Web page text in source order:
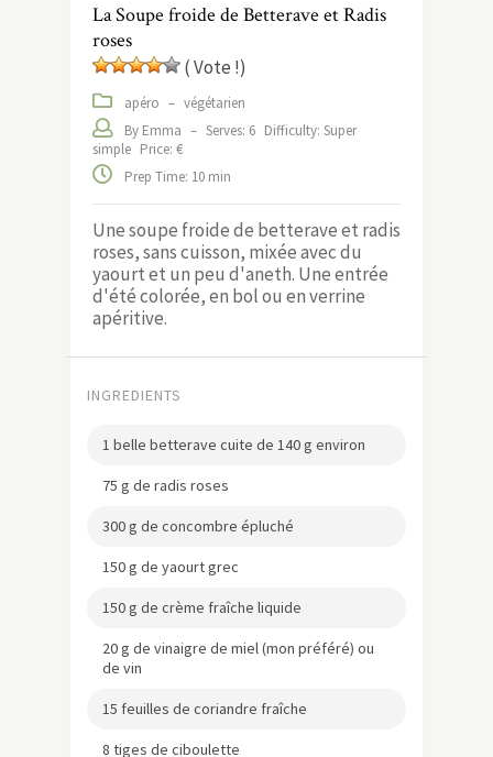
La Soupe froide de Betterave et Radis
roses
( Vote !)
apéro – végétarien
By Emma – Serves: 6 Difficulty: Super
simple Price: €
Prep Time: 10 min
Une soupe froide de betterave et radis
roses, sans cuisson, mixée avec du
yaourt et un peu d'aneth. Une entrée
d'été colorée, en bol ou en verrine
apéritive.
INGREDIENTS
1 belle betterave cuite de 140 g environ
75 g de radis roses
300 g de concombre épluché
150 g de yaourt grec
150 g de crème fraîche liquide
20 g de vinaigre de miel (mon préféré) ou
de vin
15 feuilles de coriandre fraîche
8 tiges de ciboulette